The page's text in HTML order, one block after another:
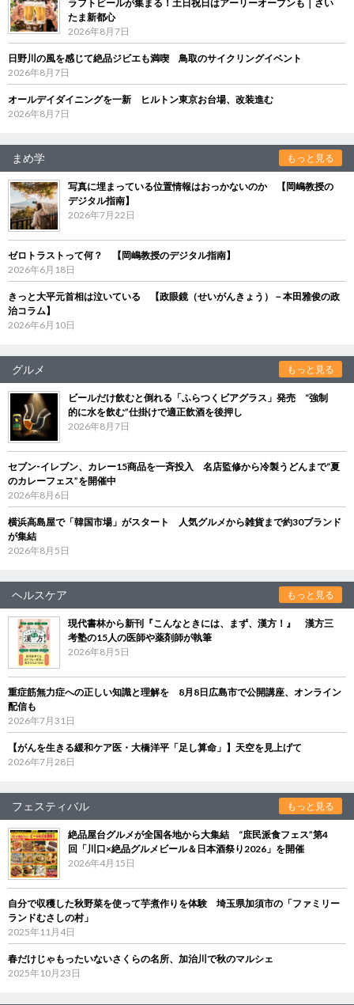
ラフトビールが集まる！土日祝日はアーリーオープンも｜さい
たま新都心
2026年8月7日
日野川の風を感じて絶品ジビエも満喫 鳥取のサイクリングイベント
2026年8月7日
オールデイダイニングを一新 ヒルトン東京お台場、改装進む
2026年8月7日
まめ学 もっと見る
写真に埋まっている位置情報はおっかないのか 【岡嶋教授の
デジタル指南】
2026年7月22日
ゼロトラストって何？ 【岡嶋教授のデジタル指南】
2026年6月18日
きっと大平元首相は泣いている 【政眼鏡（せいがんきょう）－本田雅俊の政
治コラム】
2026年6月10日
グルメ もっと見る
ビールだけ飲むと倒れる「ふらつくビアグラス」発売 “強制
的に水を飲む”仕掛けで適正飲酒を後押し
2026年8月7日
セブン‐イレブン、カレー15商品を一斉投入 名店監修から冷製うどんまで“夏
のカレーフェス”を開催中
2026年8月6日
横浜高島屋で「韓国市場」がスタート 人気グルメから雑貨まで約30ブランド
が集結
2026年8月5日
ヘルスケア もっと見る
現代書林から新刊『こんなときには、まず、漢方！』 漢方三
考塾の15人の医師や薬剤師が執筆
2026年8月5日
重症筋無力症への正しい知識と理解を 8月8日広島市で公開講座、オンライン
配信も
2026年7月31日
【がんを生きる緩和ケア医・大橋洋平「足し算命」】天空を見上げて
2026年7月28日
フェスティバル もっと見る
絶品屋台グルメが全国各地から大集結 “庶民派食フェス”第4
回「川口×絶品グルメビール＆日本酒祭り2026」を開催
2026年4月15日
自分で収穫した秋野菜を使って芋煮作りを体験 埼玉県加須市の「ファミリー
ランドむさしの村」
2025年11月4日
春だけじゃもったいないさくらの名所、加治川で秋のマルシェ
2025年10月23日